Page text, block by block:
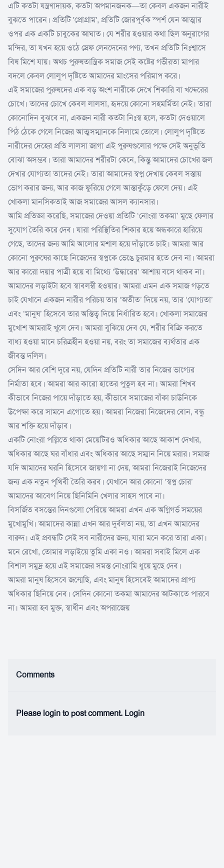
এটি কতটা যন্ত্রণাদায়ক, কতটা অপমানজনক—তা কেবল একজন নারীই
বুঝতে পারেন। প্রতিটি 'প্রোগ্রাম', প্রতিটি জোরপূর্বক স্পর্শ যেন আত্মার
ওপর এক একটি চাবুকের আঘাত। যে শরীর হওয়ার কথা ছিল অনুরাগের
মন্দির, তা যখন হয়ে ওঠে স্রেফ লেনদেনের পণ্য, তখন প্রতিটি নিঃশ্বাসে
বিষ মিশে যায়। অথচ পুরুষতান্ত্রিক সমাজ সেই কষ্টের গভীরতা মাপার
বদলে কেবল লোলুপ দৃষ্টিতে আমাদের মাংসের পরিমাপ করে।
এই সমাজের পুরুষদের এক বড় অংশ নারীকে দেখে শিকারি বা খদ্দেরের
চোখে। তাদের চোখে কেবল লালসা, হৃদয়ে কোনো সহমর্মিতা নেই। তারা
কোনোদিন বুঝবে না, একজন নারী কতটা নিঃস্ব হলে, কতটা দেওয়ালে
পিঠ ঠেকে গেলে নিজের আত্মসম্মানকে নিলামে তোলে। লোলুপ দৃষ্টিতে
নারীদের দেহের প্রতি লালসা জাগা এই পুরুষগুলোর পক্ষে সেই অনুভূতি
বোঝা অসম্ভব। তারা আমাদের শরীরটা কেনে, কিন্তু আমাদের চোখের জল
দেখার যোগ্যতা তাদের নেই। তারা আমাদের স্বপ্ন দেখায় কেবল সস্তায়
ভোগ করার জন্য, আর কাজ ফুরিয়ে গেলে আস্তাকুঁড়ে ফেলে দেয়। এই
খোকলা মানসিকতাই আজ সমাজের আসল ক্যানসার।
আমি প্রতিজ্ঞা করেছি, সমাজের দেওয়া প্রতিটি ‘নোংরা তকমা’ মুছে ফেলার
সুযোগ তৈরি করে দেব। যারা পরিস্থিতির শিকার হয়ে অন্ধকারে হারিয়ে
গেছে, তাদের জন্য আমি আলোর মশাল হয়ে দাঁড়াতে চাই। আমরা আর
কোনো পুরুষের কাছে নিজেদের স্বপ্নকে ভেঙে চুরমার হতে দেব না। আমরা
আর কারো দয়ার পাত্রী হয়ে বা মিথ্যে ‘উদ্ধারের’ আশায় বসে থাকব না।
আমাদের লড়াইটা হবে স্বাবলম্বী হওয়ার। আমরা এমন এক সমাজ গড়তে
চাই যেখানে একজন নারীর পরিচয় তার ‘অতীত’ দিয়ে নয়, তার ‘যোগ্যতা’
এবং ‘মানুষ’ হিসেবে তার অস্তিত্ব দিয়ে নির্ধারিত হবে। খোকলা সমাজের
মুখোশ আমরাই খুলে দেব। আমরা বুঝিয়ে দেব যে, শরীর বিক্রি করতে
বাধ্য হওয়া মানে চরিত্রহীন হওয়া নয়, বরং তা সমাজের ব্যর্থতার এক
জীবন্ত দলিল।
সেদিন আর বেশি দূরে নয়, যেদিন প্রতিটি নারী তার নিজের ভাগ্যের
নির্মাতা হবে। আমরা আর কারো হাতের পুতুল হব না। আমরা শিখব
কীভাবে নিজের পায়ে দাঁড়াতে হয়, কীভাবে সমাজের বাঁকা চাউনিকে
উপেক্ষা করে সামনে এগোতে হয়। আমরা নিজেরা নিজেদের বোন, বন্ধু
আর শক্তি হয়ে দাঁড়াব।
একটি নোংরা পল্লিতে থাকা মেয়েটিরও অধিকার আছে আকাশ দেখার,
অধিকার আছে ঘর বাঁধার এবং অধিকার আছে সম্মান নিয়ে মরার। সমাজ
যদি আমাদের ঘরনি হিসেবে জায়গা না দেয়, আমরা নিজেরাই নিজেদের
জন্য এক নতুন পৃথিবী তৈরি করব। যেখানে আর কোনো ‘স্বপ্ন চোর’
আমাদের আবেগ নিয়ে ছিনিমিনি খেলার সাহস পাবে না।
বিসর্জিত বসন্তের দিনগুলো পেরিয়ে আমরা এখন এক অগ্নিগর্ভ সময়ের
মুখোমুখি। আমাদের কান্না এখন আর দুর্বলতা নয়, তা এখন আমাদের
বারুদ। এই প্রবন্ধটি সেই সব নারীদের জন্য, যারা মনে করে তারা একা।
মনে রেখো, তোমার লড়াইয়ে তুমি একা নও। আমরা সবাই মিলে এক
বিশাল সমুদ্র হয়ে এই সমাজের সমস্ত নোংরামি ধুয়ে মুছে দেব।
আমরা মানুষ হিসেবে জন্মেছি, এবং মানুষ হিসেবেই আমাদের প্রাপ্য
অধিকার ছিনিয়ে নেব। সেদিন কোনো তকমা আমাদের আটকাতে পারবে
না। আমরা হব মুক্ত, স্বাধীন এবং অপরাজেয়
Comments
Please login to post comment. Login